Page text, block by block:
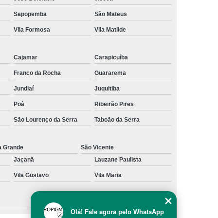
Preenchimento Capilar com Micro Ponto
Preenchimento Capilar com Pigmentação
Preenchimento Capilar Masculino
Preenchimento Capilar nas Entradas
Diminuir Testa
Tratamento de Calvície
Tratamento para Calvície com Micopigmentação
Tratamento para Calvície em Homens
Tratamento para Calvície Masculina
Sapopemba São Mateus
Vila Formosa Vila Matilde
Cajamar Carapicuíba
Franco da Rocha Guararema
Jundiaí Juquitiba
Poá Ribeirão Pires
São Lourenço da Serra Taboão da Serra
Grande
São Vicente
Jaçanã Lauzane Paulista
Vila Gustavo Vila Maria
Olá! Fale agora pelo WhatsApp